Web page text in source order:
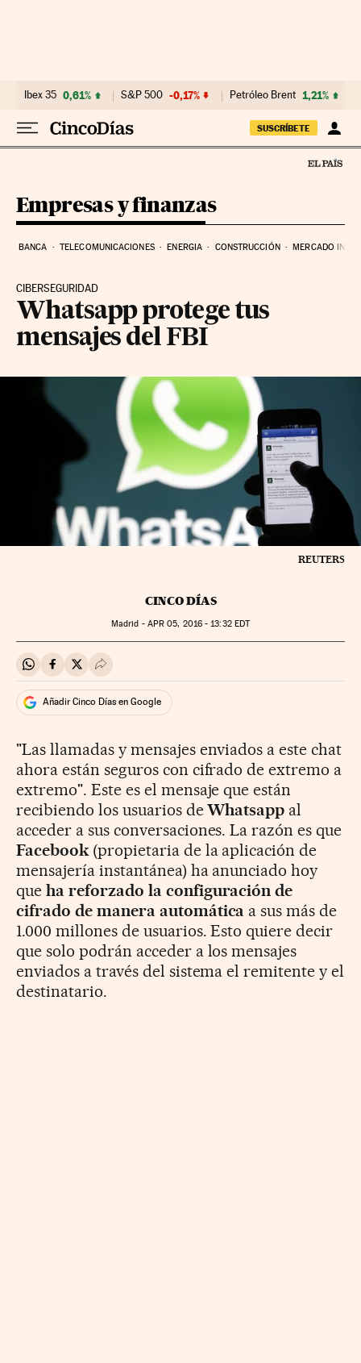
Ibex 35 0,61% S&P 500 -0,17% Petróleo Brent 1,21%
SUSCRÍBETE
Empresas y finanzas
BANCA TELECOMUNICACIONES ENERGIA CONSTRUCCIÓN MERCADO
CIBERSEGURIDAD
Whatsapp protege tus
mensajes del FBI
REUTERS
CINCO DÍAS
Madrid - APR 05, 2016 - 13:32EDT
Compartir en Whatsapp
Compartir en Facebook
Compartir en Twitter
Desplegar Redes Sociales
Añadir Cinco Días en Google
"Las llamadas y mensajes enviados a este chat
ahora están seguros con cifrado de extremo a
extremo". Este es el mensaje que están
recibiendo los usuarios deWhatsapp al
acceder a sus conversaciones. La razón es que
Facebook(propietaria de la aplicación de
mensajería instantánea) ha anunciado hoy
que ha reforzado la configuración de
cifrado de manera automática a sus más de
1.000 millones de usuarios. Esto quiere decir
que solo podrán acceder a los mensajes
enviados a través del sistema el remitente y el
destinatario.